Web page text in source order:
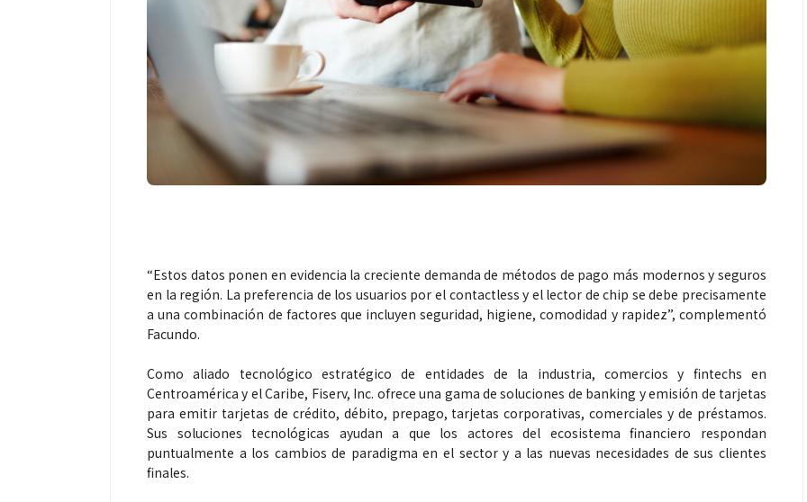
“Estos datos ponen en evidencia la creciente demanda de métodos de pago más modernos y seguros
en la región. La preferencia de los usuarios por el contactless y el lector de chip se debe precisamente
a una combinación de factores que incluyen seguridad, higiene, comodidad y rapidez”, complementó
Facundo.
Como aliado tecnológico estratégico de entidades de la industria, comercios y fintechs en
Centroamérica y el Caribe, Fiserv, Inc. ofrece una gama de soluciones de banking y emisión de tarjetas
para emitir tarjetas de crédito, débito, prepago, tarjetas corporativas, comerciales y de préstamos.
Sus soluciones tecnológicas ayudan a que los actores del ecosistema financiero respondan
puntualmente a los cambios de paradigma en el sector y a las nuevas necesidades de sus clientes
finales.